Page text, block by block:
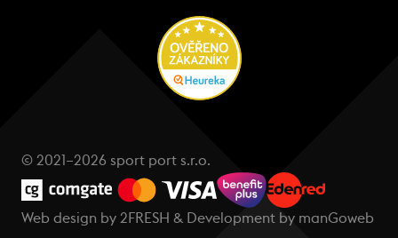
© 2021–2026 sport port s.r.o.
Web design by 2FRESH & Development by manGoweb